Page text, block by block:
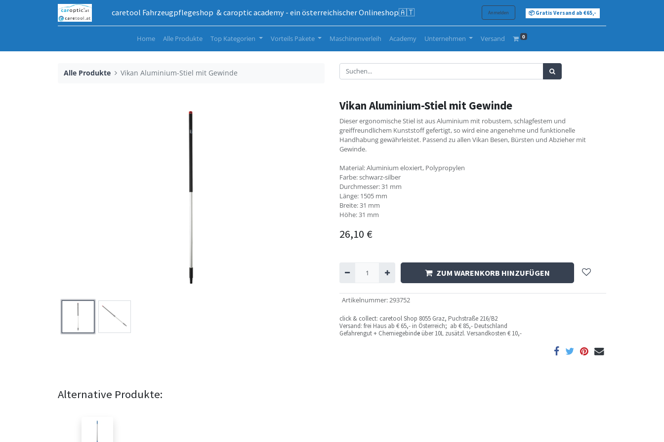
caretool Fahrzeugpflegeshop & caroptic academy - ein österreichischer Onlineshop🇦🇹 Anmelden 📦 Gratis Versand ab €65,-
Home Alle Produkte Top Kategorien Vorteils Pakete Maschinenverleih Academy Unternehmen Versand 0
Alle Produkte Vikan Aluminium-Stiel mit Gewinde
Vikan Aluminium-Stiel mit Gewinde
Dieser ergonomische Stiel ist aus Aluminium mit robustem, schlagfestem und
greiffreundlichem Kunststoff gefertigt, so wird eine angenehme und funktionelle
Handhabung gewährleistet. Passend zu allen Vikan Besen, Bürsten und Abzieher mit
Gewinde.
Material: Aluminium eloxiert, Polypropylen
Farbe: schwarz-silber
Durchmesser: 31 mm
Länge: 1505 mm
Breite: 31 mm
Höhe: 31 mm
26,10 €
ZUM WARENKORB HINZUFÜGEN
Artikelnummer:293752
click & collect: caretool Shop 8055 Graz, Puchstraße 216/B2
Versand: frei Haus ab € 65,- in Österreich; ab € 85,- Deutschland
Gefahrengut + Chemiegebinde über 10L zusätzl. Versandkosten € 10,-
Alternative Produkte: